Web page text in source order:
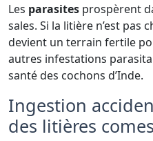
Les parasites prospèrent
sales. Si la litière n’est pas
devient un terrain fertile
autres infestations
santé des cochons d’Inde.
Ingestion
des litières